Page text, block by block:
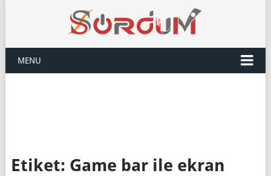
MENU
Etiket: Game bar ile ekran